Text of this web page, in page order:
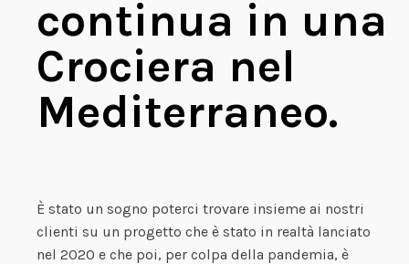
continua in una
Crociera nel
Mediterraneo.
È stato un sogno poterci trovare insieme ai nostri
clienti su un progetto che è stato in realtà lanciato
nel 2020 e che poi, per colpa della pandemia, è